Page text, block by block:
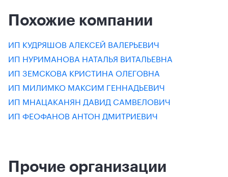
Похожие компании
ИП КУДРЯШОВ АЛЕКСЕЙ ВАЛЕРЬЕВИЧ
ИП НУРИМАНОВА НАТАЛЬЯ ВИТАЛЬЕВНА
ИП ЗЕМСКОВА КРИСТИНА ОЛЕГОВНА
ИП МИЛИМКО МАКСИМ ГЕННАДЬЕВИЧ
ИП МНАЦАКАНЯН ДАВИД САМВЕЛОВИЧ
ИП ФЕОФАНОВ АНТОН ДМИТРИЕВИЧ
Прочие организации